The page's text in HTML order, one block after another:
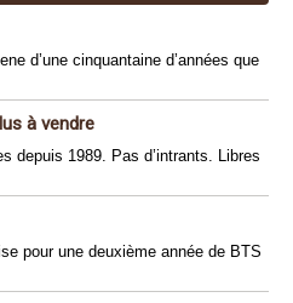
d’une cinquantaine d’années que
à vendre
depuis 1989. Pas d’intrants. Libres
pour une deuxième année de BTS